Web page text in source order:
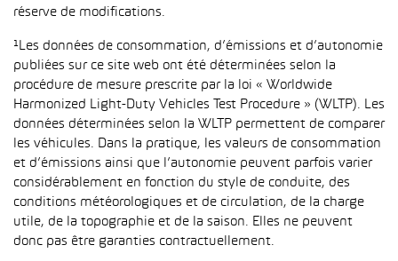
réserve de modifications.
¹Les données de consommation, d’émissions et d’autonomie
publiées sur ce site web ont été déterminées selon la
procédure de mesure prescrite par la loi « Worldwide
Harmonized Light-Duty Vehicles Test Procedure » (WLTP). Les
données déterminées selon la WLTP permettent de comparer
les véhicules. Dans la pratique, les valeurs de consommation
et d’émissions ainsi que l’autonomie peuvent parfois varier
considérablement en fonction du style de conduite, des
conditions météorologiques et de circulation, de la charge
utile, de la topographie et de la saison. Elles ne peuvent
donc pas être garanties contractuellement.